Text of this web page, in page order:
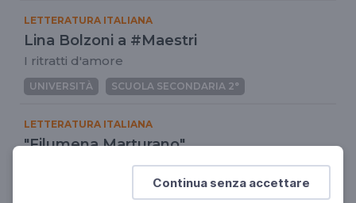
Continua senza accettare
LETTERATURA ITALIANA
Lina Bolzoni a #Maestri
I ritratti d'amore
UNIVERSITÀ SCUOLA SECONDARIA 2°
LETTERATURA ITALIANA
"Filumena Marturano"
La grande lezione di Eduardo
SCUOLA SECONDARIA 2°